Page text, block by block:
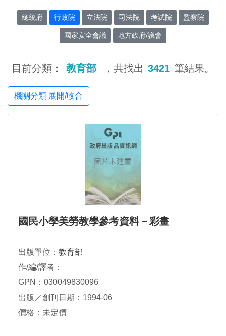
總統府 行政院 立法院 司法院 考試院 監察院
國家安全會議 地方政府/議會
目前分類： 教育部 ，共找出 3421 筆結果。
機關分類 展開/收合
國民小學美勞教學參考資料－彩畫
出版單位： 教育部
作/編/譯者：
GPN：030049830096
出版／創刊日期：1994-06
價格：未定價